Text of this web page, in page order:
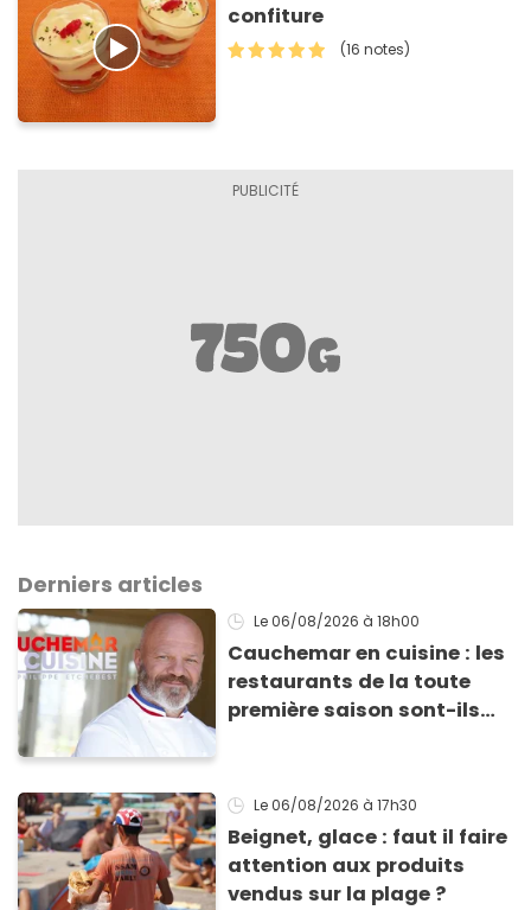
confiture
(16 notes)
Derniers articles
Le 06/08/2026 à 18h00
Cauchemar en cuisine : les
restaurants de la toute
première saison sont-ils
Le 06/08/2026 à 17h30
Beignet, glace : faut il faire
attention aux produits
vendus sur la plage ?